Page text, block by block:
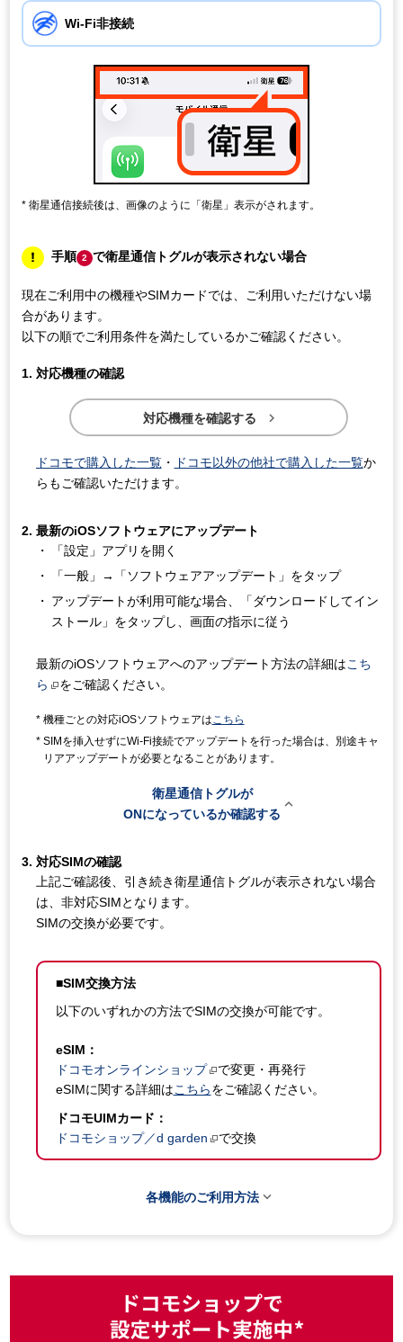
Wi-Fi非接続
衛星通信接続後は、画像のように「衛星」表示がされます。
手順 2 で衛星通信トグルが表示されない場合
現在ご利用中の機種やSIMカードでは、ご利用いただけない場
合があります。
以下の順でご利用条件を満たしているかご確認ください。
対応機種の確認
対応機種を確認する 
ドコモで購入した一覧・ ドコモ以外の他社で購入した一覧か
らもご確認いただけます。
最新のiOSソフトウェアにアップデート
「設定」アプリを開く
「一般」→「ソフトウェアアップデート」をタップ
アップデートが利用可能な場合、「ダウンロードしてイン
ストール」をタップし、画面の指示に従う
最新のiOSソフトウェアへのアップデート方法の詳細はこち
ら
をご確認ください。
機種ごとの対応iOSソフトウェアは こちら
SIMを挿入せずにWi-Fi接続でアップデートを行った場合は、別途キャ
リアアップデートが必要となることがあります。
衛星通信トグルが
ONになっているか確認する

対応SIMの確認
上記ご確認後、引き続き衛星通信トグルが表示されない場合
は、非対応SIMとなります。
SIMの交換が必要です。
■SIM交換方法
以下のいずれかの方法でSIMの交換が可能です。
eSIM：
ドコモオンラインショップ
で変更・再発行
eSIMに関する詳細はこちらをご確認ください。
ドコモUIMカード：
ドコモショップ／d garden
で交換
各機能のご利用方法